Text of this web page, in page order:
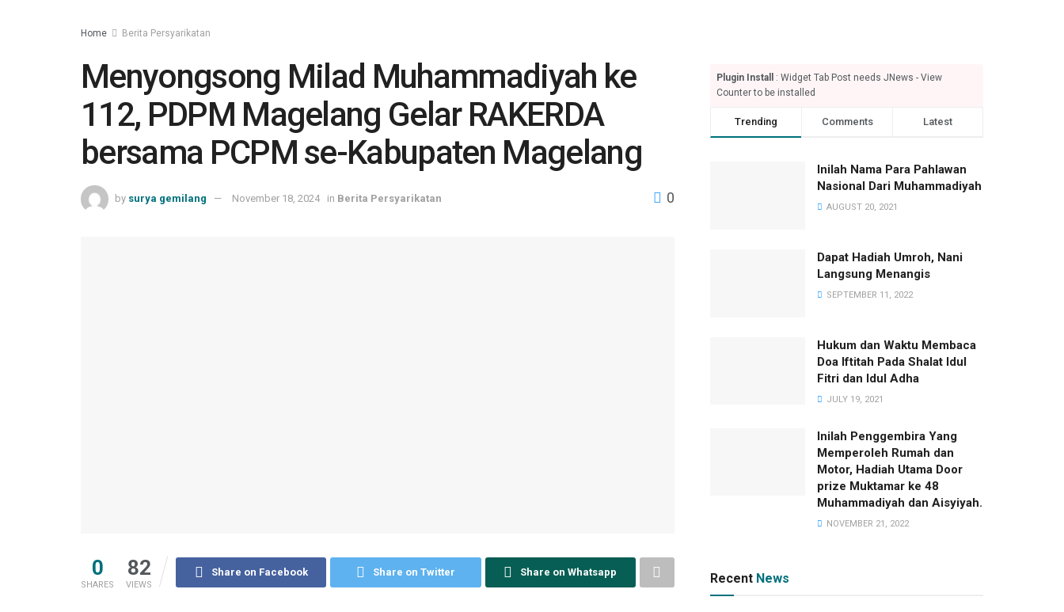
Home Berita Persyarikatan
Menyongsong Milad Muhammadiyah ke
112, PDPM Magelang Gelar RAKERDA
bersama PCPM se-Kabupaten Magelang
by surya gemilang November 18, 2024 in Berita Persyarikatan 0
0
SHARES
82
VIEWS
Share on Facebook Share on Twitter Share on Whatsapp
Plugin Install
: Widget Tab Post needs JNews - View
Counter to be installed
Trending Comments Latest
Inilah Nama Para Pahlawan
Nasional Dari Muhammadiyah
AUGUST 20, 2021
Dapat Hadiah Umroh, Nani
Langsung Menangis
SEPTEMBER 11, 2022
Hukum dan Waktu Membaca
Doa Iftitah Pada Shalat Idul
Fitri dan Idul Adha
JULY 19, 2021
Inilah Penggembira Yang
Memperoleh Rumah dan
Motor, Hadiah Utama Door
prize Muktamar ke 48
Muhammadiyah dan Aisyiyah.
NOVEMBER 21, 2022
Recent News